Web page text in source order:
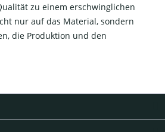
zu einem erschwinglichen
nur auf das Material, sondern
die Produktion und den